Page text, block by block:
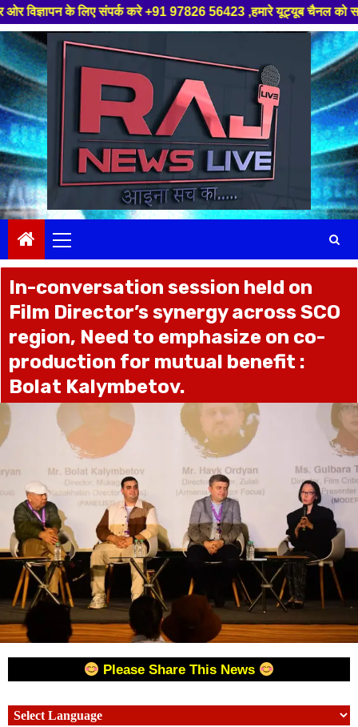
संपर्क करे +91 97826 56423 ,हमारे यूट्यूब चैनल को सबस्क्राइब करें,
Skip
to
content
Menu
In-conversation session held on
Film Director’s synergy across SCO
region, Need to emphasize on co-
production for mutual benefit :
Bolat Kalymbetov.
Please Share This News